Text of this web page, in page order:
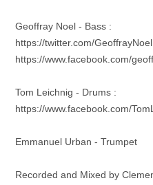
Geoffray Noel - Bass :
https://twitter.com/GeoffrayNoel
https://www.facebook.com/
Tom Leichnig - Drums :
https://www.facebook.com/
Emmanuel Urban - Trumpet
Recorded and Mixed by